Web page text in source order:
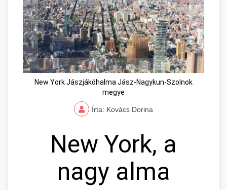
New York Jászjákóhalma Jász-Nagykun-Szolnok
megye
Írta: Kovács Dorina
New York, a
nagy alma